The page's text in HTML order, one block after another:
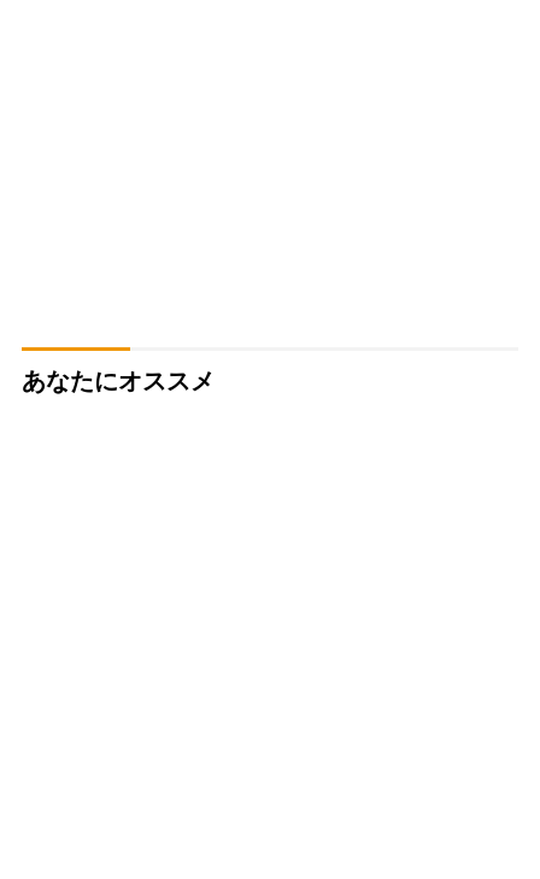
あなたにオススメ